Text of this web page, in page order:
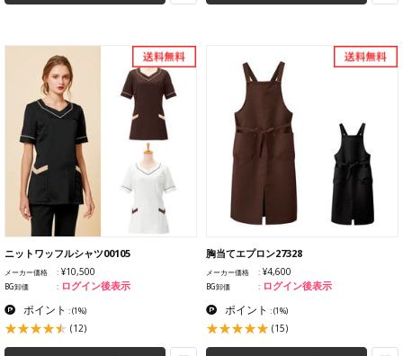
ニットワッフルシャツ00105
メーカー価格 ¥10,500
BG卸価 ログイン後表示
ポイント :(1%)
(12)
胸当てエプロン27328
メーカー価格 ¥4,600
BG卸価 ログイン後表示
ポイント :(1%)
(15)